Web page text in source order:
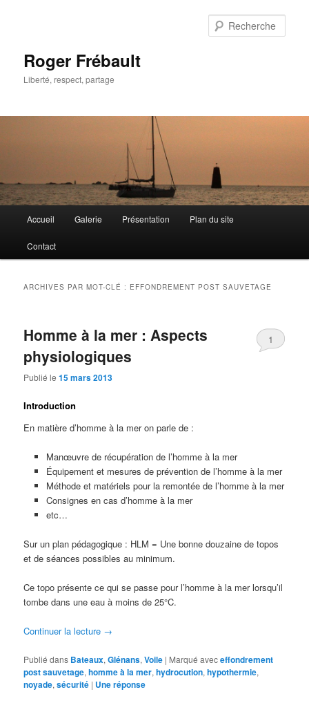
Roger Frébault
Liberté, respect, partage
principal
Accueil Galerie Présentation Plan du site
Contact
ARCHIVES PAR MOT-CLÉ : EFFONDREMENT POST SAUVETAGE
Homme à la mer : Aspects
physiologiques
Publié le15 mars 2013
1
Introduction
En matière d’homme à la mer on parle de :
Manœuvre de récupération de l’homme à la mer
Équipement et mesures de prévention de l’homme à la mer
Méthode et matériels pour la remontée de l’homme à la mer
Consignes en cas d’homme à la mer
etc…
Sur un plan pédagogique : HLM = Une bonne douzaine de topos
et de séances possibles au minimum.
Ce topo présente ce qui se passe pour l’homme à la mer lorsqu’il
tombe dans une eau à moins de 25°C.
Continuer la lecture →
Publié dans Bateaux,Glénans,Voile | Marqué aveceffondrement
post sauvetage,homme à la mer,hydrocution,hypothermie,
noyade,sécurité | Uneréponse